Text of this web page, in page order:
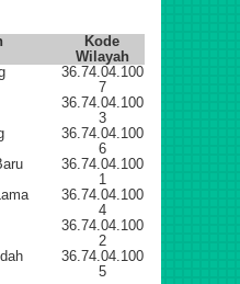
Kode
Wilayah
36.74.04.100
7
36.74.04.100
3
36.74.04.100
6
36.74.04.100
1
36.74.04.100
4
36.74.04.100
2
36.74.04.100
5